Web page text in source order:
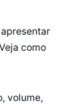
como
volume,